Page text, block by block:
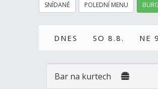
SNÍDANĚ POLEDNÍ MENU
DNES SO 8.8. NE
Bar na kurtech